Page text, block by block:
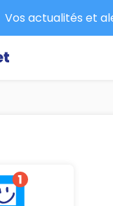
Vos actualités et